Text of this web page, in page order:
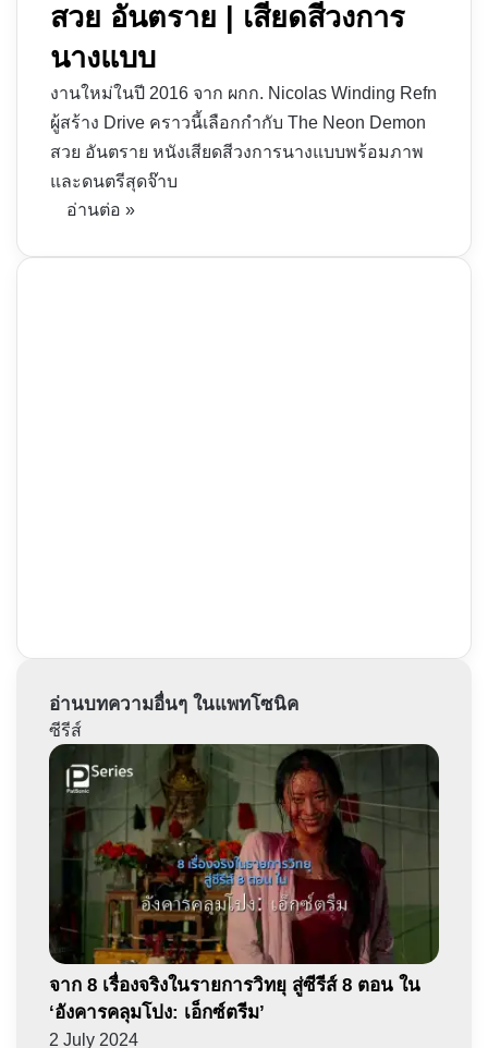
สวย อันตราย | เสียดสีวงการ
นางแบบ
งานใหม่ในปี 2016 จาก ผกก. Nicolas Winding Refn
ผู้สร้าง Drive คราวนี้เลือกกำกับ The Neon Demon
สวย อันตราย หนังเสียดสีวงการนางแบบพร้อมภาพ
และดนตรีสุดจ๊าบ
อ่านต่อ »
อ่านบทความอื่นๆ ในแพทโซนิค
ซีรีส์
จาก 8 เรื่องจริงในรายการวิทยุ สู่ซีรีส์ 8 ตอน ใน
‘อังคารคลุมโปง: เอ็กซ์ตรีม’
2 July 2024